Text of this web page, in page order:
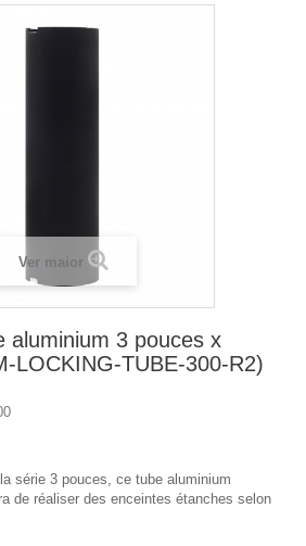
Ver maior
aluminium 3 pouces x
LOCKING-TUBE-300-R2)
série 3 pouces, ce tube aluminium
de réaliser des enceintes étanches selon